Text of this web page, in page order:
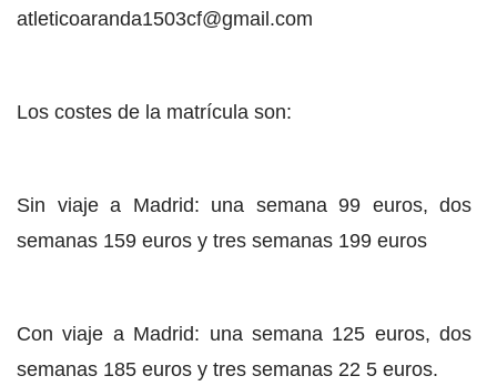
atleticoaranda1503cf@gmail.com
Los costes de la matrícula son:
Sin viaje a Madrid: una semana 99 euros, dos
semanas 159 euros y tres semanas 199 euros
Con viaje a Madrid: una semana 125 euros, dos
semanas 185 euros y tres semanas 22 5 euros.